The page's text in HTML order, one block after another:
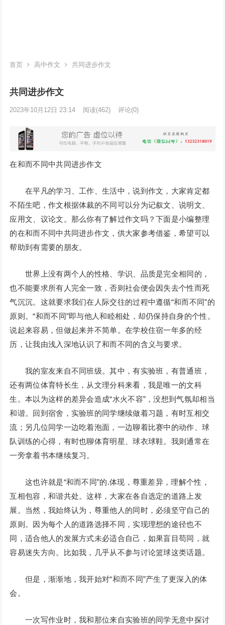
首页 高中作文 共同进步作文
共同进步作文
2023年10月12日 23:14 阅读(462) 评论(0)
在和而不同中共同进步作文
在平凡的学习、工作、生活中，说到作文，大家肯定都
不陌生吧，作文根据体裁的不同可以分为记叙文、说明文、
应用文、议论文。那么你有了解过作文吗？下面是小编整理
的在和而不同中共同进步作文，供大家参考借鉴，希望可以
帮助到有需要的朋友。
世界上没有两个人的性格、学识、品质是完全相同的，
也不能要求所有人完全一致，否则社会便会因失去个性而死
气沉沉。这就要求我们在人际交往的过程中遵循“和而不同”的
原则。“和而不同”即与他人和睦相处，却仍保持自身的个性。
说起来容易，但做起来并不简单。在学校住宿一年多的经
历，让我由浅入深地认识了和而不同的含义与要求。
我的室友来自不同班级。其中，有实验班，有普通班，
还有两位体育特长生，从文理分科来看，我是唯一的文科
生。本以为这样的差异会造成“水火不容”，没想到气氛却相当
和谐。回到宿舍，实验班的同学继续做着习题，有时互相交
流；另几位同学一边吃着泡面，一边聊着比赛中的动作、球
队训练的心得，有时也聊体育明星、球衣球鞋。我则通常在
一旁拿着书本继续复习。
这也许就是“和而不同”的.体现，尊重差异，理解个性，
互相包容，和谐共处。这样，大家在各自选定的道路上发
展。当然，我始终认为，尊重他人的同时，必须坚守自己的
原则。因为每个人的道路选择不同，实现理想的途径也不
同，适合他人的发展方式未必适合自己，如果盲目苟同，就
容易迷失方向。比如我，几乎从不参与讨论篮球这类话题。
但是，渐渐地，我开始对“和而不同”产生了更深入的体
会。
一次写作业时，我和那位来自实验班的同学无意中探讨